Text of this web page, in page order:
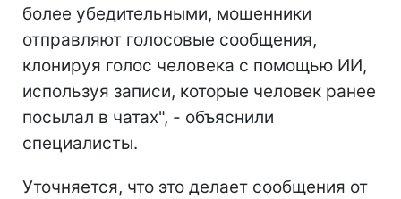
более убедительными, мошенники
отправляют голосовые сообщения,
клонируя голос человека с помощью ИИ,
используя записи, которые человек ранее
посылал в чатах", - объяснили
специалисты.
Уточняется, что это делает сообщения от